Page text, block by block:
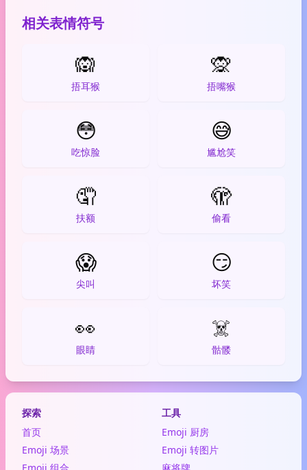
相关表情符号
🙉
捂耳猴
🙊
捂嘴猴
😳
吃惊脸
😅
尴尬笑
🤦
扶额
🫣
偷看
😱
尖叫
😏
坏笑
👀
眼睛
☠️
骷髅
探索
首页
Emoji 场景
工具
Emoji 厨房
Emoji 转图片